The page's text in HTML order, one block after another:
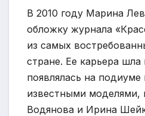
В 2010 году Марина
обложку журнала
из самых
стране. Ее карьера шла
появлялась на
известными моделями,
Водянова и Ирина